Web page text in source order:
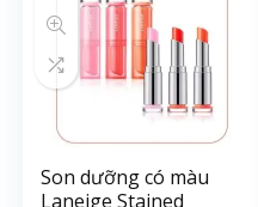
Son dưỡng có màu
Laneige Stained